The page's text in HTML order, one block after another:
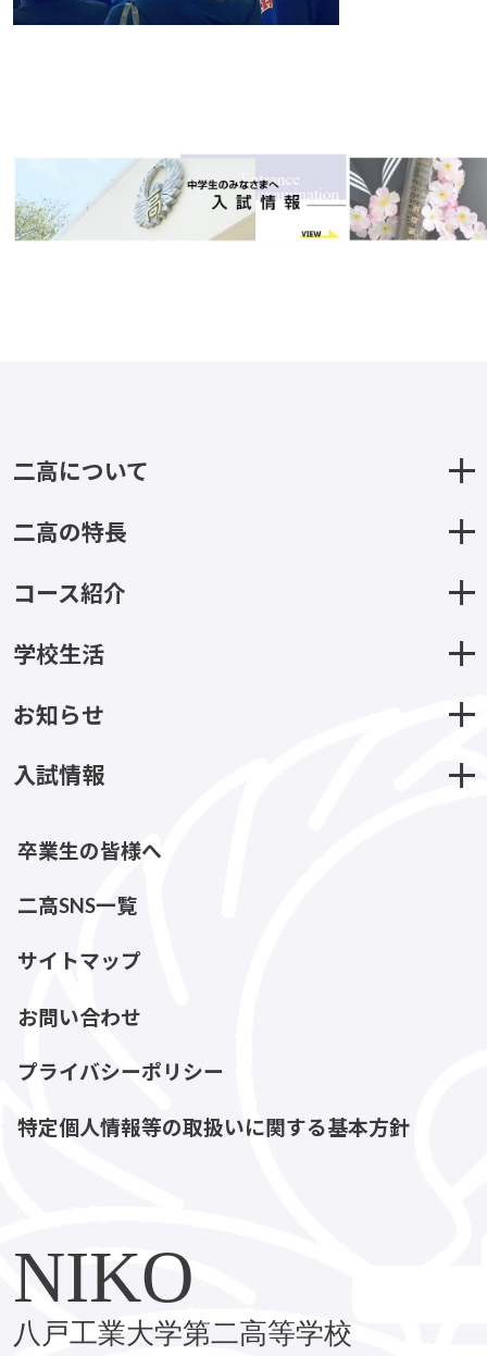
二高について
二高の特長
コース紹介
学校生活
お知らせ
入試情報
卒業生の皆様へ
二高SNS一覧
サイトマップ
お問い合わせ
プライバシーポリシー
特定個人情報等の取扱いに関する基本方針
NIKO
八戸工業大学第二高等学校